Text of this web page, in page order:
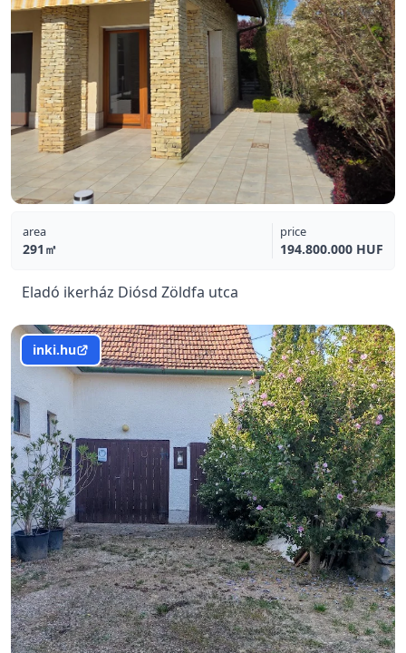
area
291㎡
price
194.800.000 HUF
Eladó ikerház Diósd Zöldfa utca
inki.hu